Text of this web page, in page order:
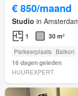
€ 850/maand
Studio in
1 30 m²
Parkeerplaats Balkon
16 dagen geleden
HUUREXPERT